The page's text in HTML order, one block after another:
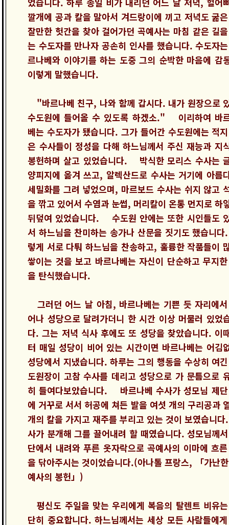
깔개에 공과 칼을 말아서 겨드랑이에 끼고 저녁도 굶
잘만한 헛간을 찾아 걸어가던 곡예사는 마침 같은 길
는 수도자를 만나자 공손히 인사를 했습니다. 수도자
르나베와 이야기를 하는 도중 그의 순박한 마음에 감
이렇게 말했습니다.
"바르나베 친구, 나와 함께 갑시다. 내가 원장으로
수도원에 들어올 수 있도록 하겠소." 이리하여 바
베는 수도자가 됐습니다. 그가 들어간 수도원에는 적
은 수사들이 정성을 다해 하느님께서 주신 재능과 지
봉헌하며 살고 있었습니다. 박식한 모리스 수사는
양피지에 옮겨 쓰고, 알렉산드로 수사는 거기에 아름
세밀화를 그려 넣었으며, 마르보드 수사는 쉬지 않고
을 깎고 있어서 수염과 눈썹, 머리칼이 온통 먼지로 하
뒤덮여 있었습니다. 수도원 안에는 또한 시인들도
서 하느님을 찬미하는 송가나 산문을 짓기도 했습니다
렇게 서로 다퉈 하느님을 찬송하고, 훌륭한 작품들이
쌓이는 것을 보고 바르나베는 자신이 단순하고 무지
을 탄식했습니다.
그러던 어느 날 아침, 바르나베는 기쁜 듯 자리에
어나 성당으로 달려가더니 한 시간 이상 머물러 있었
다. 그는 저녁 식사 후에도 또 성당을 찾았습니다. 이
터 매일 성당이 비어 있는 시간이면 바르나베는 어김
성당에서 지냈습니다. 하루는 그의 행동을 수상히 여
도원장이 고참 수사를 데리고 성당으로 가 문틈으로
히 들여다보았습니다. 바르나베 수사가 성모님 제
에 거꾸로 서서 허공에 쳐든 발을 여섯 개의 구리공과
개의 칼을 가지고 재주를 부리고 있는 것이 보였습니다
사가 분개해 그를 끌어내려 할 때였습니다. 성모님께
단에서 내려와 푸른 옷자락으로 곡예사의 이마에 흐
을 닦아주시는 것이었습니다.(아나톨 프랑스, 「가난
예사의 봉헌」)
평신도 주일을 맞는 우리에게 복음의 탈렌트 비유
단히 중요합니다. 하느님께서는 세상 모든 사람들에